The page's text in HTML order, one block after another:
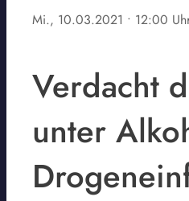
Mi., 10.03.2021 • 12:00
Verdacht
unter